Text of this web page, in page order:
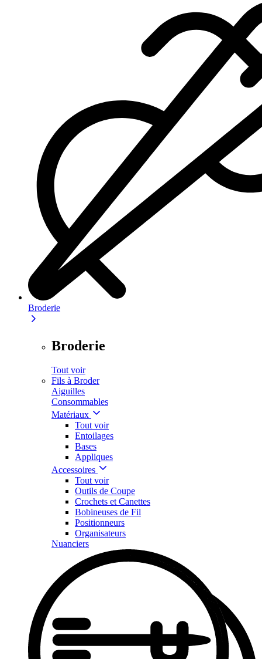
Broderie
Broderie
Tout voir
Fils à Broder
Aiguilles
Consommables
Matériaux
Tout voir
Entoilages
Bases
Appliques
Accessoires
Tout voir
Outils de Coupe
Crochets et Canettes
Bobineuses de Fil
Positionneurs
Organisateurs
Nuanciers